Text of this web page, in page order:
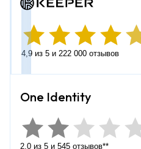
4,9 из 5 и 222 000 отзывов
2,0 из 5 и 545 отзывов**